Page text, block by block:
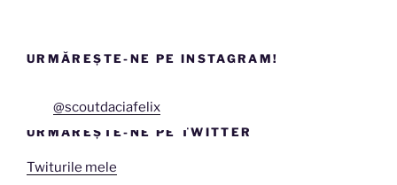
URMĂREȘTE-NE PE INSTAGRAM!
@scoutdaciafelix
URMĂREȘTE-NE PE TWITTER
Twiturile mele